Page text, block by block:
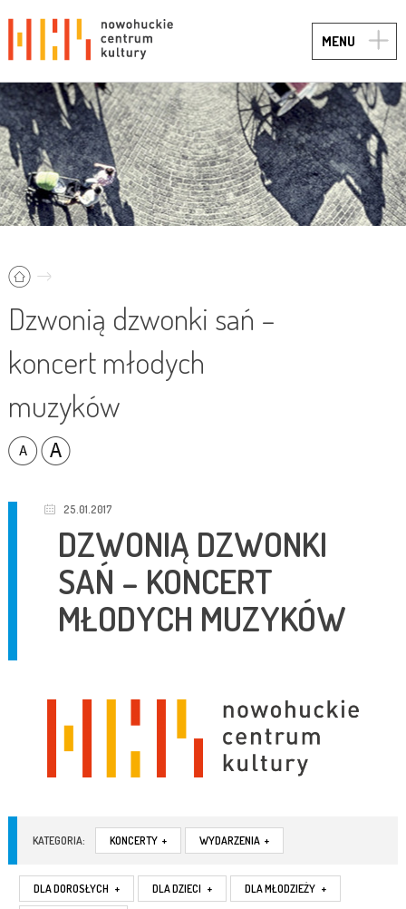
MENU
Dzwonią dzwonki sań –
koncert młodych
muzyków
25.01.2017
DZWONIĄ DZWONKI
SAŃ – KONCERT
MŁODYCH MUZYKÓW
KATEGORIA: KONCERTY + WYDARZENIA +
DLA DOROSŁYCH + DLA DZIECI + DLA MŁODZIEŻY +